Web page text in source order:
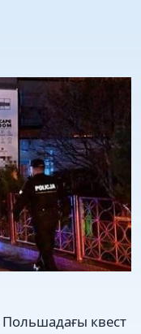
Польшадағы квест